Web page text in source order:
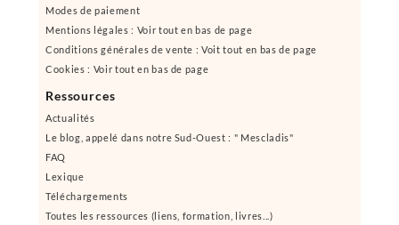
Modes de paiement
Mentions légales : Voir tout en bas de page
Conditions générales de vente : Voit tout en bas de page
Cookies : Voir tout en bas de page
Ressources
Actualités
Le blog, appelé dans notre Sud-Ouest : " Mescladis"
FAQ
Lexique
Téléchargements
Toutes les ressources (liens, formation, livres...)